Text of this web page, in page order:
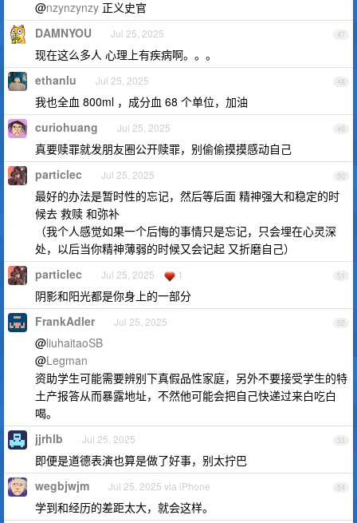
@nzynzynzy 正义史官
47
DAMNYOU Jul 25, 2025
现在这么多人 心理上有疾病啊。。。
48
ethanlu Jul 25, 2025
我也全血 800ml ，成分血 68 个单位，加油
49
curiohuang Jul 25, 2025
真要赎罪就发朋友圈公开赎罪，别偷偷摸摸感动自己
50
particlec Jul 25, 2025
最好的办法是暂时性的忘记，然后等后面 精神强大和稳定的时
候去 救赎 和弥补
（我个人感觉如果一个后悔的事情只是忘记，只会埋在心灵深
处，以后当你精神薄弱的时候又会记起 又折磨自己）
51
particlec Jul 25, 2025 1
阴影和阳光都是你身上的一部分
52
FrankAdler Jul 25, 2025
@liuhaitaoSB
@Legman
资助学生可能需要辨别下真假品性家庭，另外不要接受学生的特
土产报答从而暴露地址，不然他可能会把自己快递过来白吃白
喝。
53
jjrhlb Jul 25, 2025
即便是道德表演也算是做了好事，别太拧巴
54
wegbjwjm Jul 25, 2025 via iPhone
学到和经历的差距太大，就会这样。